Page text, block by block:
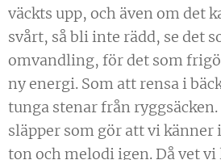
väckts upp, och även om det
svårt, så bli inte rädd, se det
omvandling, för det som
ny energi. Som att rensa i
tunga stenar från
släpper som gör att vi känner
ton och melodi igen. Då vet